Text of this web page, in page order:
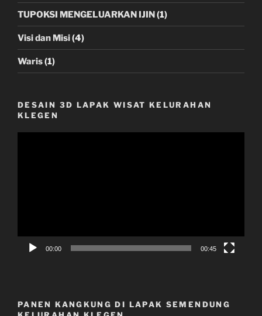
TUPOKSI MENGELUARKAN IJIN(1)
Visi dan Misi(4)
Waris(1)
DESAIN 3D LAPAK WISAT KELURAHAN
KLEGEN
00:00 00:45
PANEN KANGKUNG DI LAPAK SEMENDUNG